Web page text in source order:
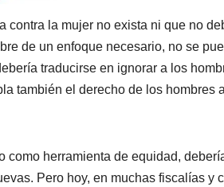
contra la mujer no exista ni que no
de un enfoque necesario, no se
traducirse en ignorar a los
también el derecho de los hombres
como herramienta de equidad,
Pero hoy, en muchas fiscalías y